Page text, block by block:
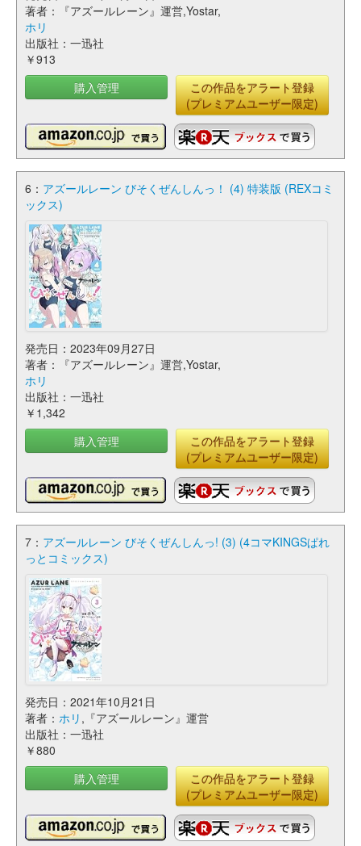
著者：『アズールレーン』運営,Yostar,
ホリ
出版社：一迅社
￥913
購入管理
この作品をアラート登録
(プレミアムユーザー限定)
6： アズールレーン びそくぜんしんっ！ (4) 特装版 (REXコミ
ックス)
発売日：2023年09月27日
著者：『アズールレーン』運営,Yostar,
ホリ
出版社：一迅社
￥1,342
購入管理
この作品をアラート登録
(プレミアムユーザー限定)
7： アズールレーン びそくぜんしんっ! (3) (4コマKINGSぱれ
っとコミックス)
発売日：2021年10月21日
著者： ホリ ,『アズールレーン』運営
出版社：一迅社
￥880
購入管理
この作品をアラート登録
(プレミアムユーザー限定)